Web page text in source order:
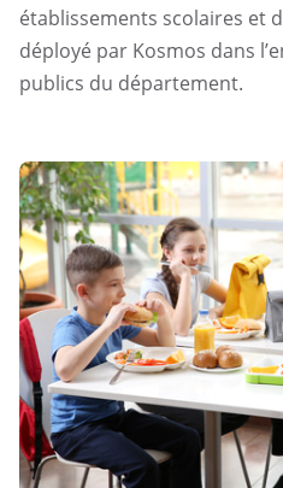
établissements scolaires et
déployé par Kosmos dans
publics du département.